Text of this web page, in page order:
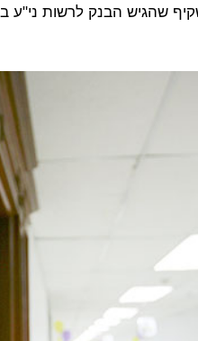
שהגיש הבנק לרשות ני"ע